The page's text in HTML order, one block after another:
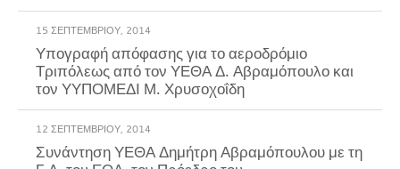
15 ΣΕΠΤΕΜΒΡΊΟΥ, 2014
Υπογραφή απόφασης για το αεροδρόμιο
Τριπόλεως από τον ΥΕΘΑ Δ. Αβραμόπουλο και
τον ΥΥΠΟΜΕΔΙ Μ. Χρυσοχοΐδη
12 ΣΕΠΤΕΜΒΡΊΟΥ, 2014
Συνάντηση ΥΕΘΑ Δημήτρη Αβραμόπουλου με τη